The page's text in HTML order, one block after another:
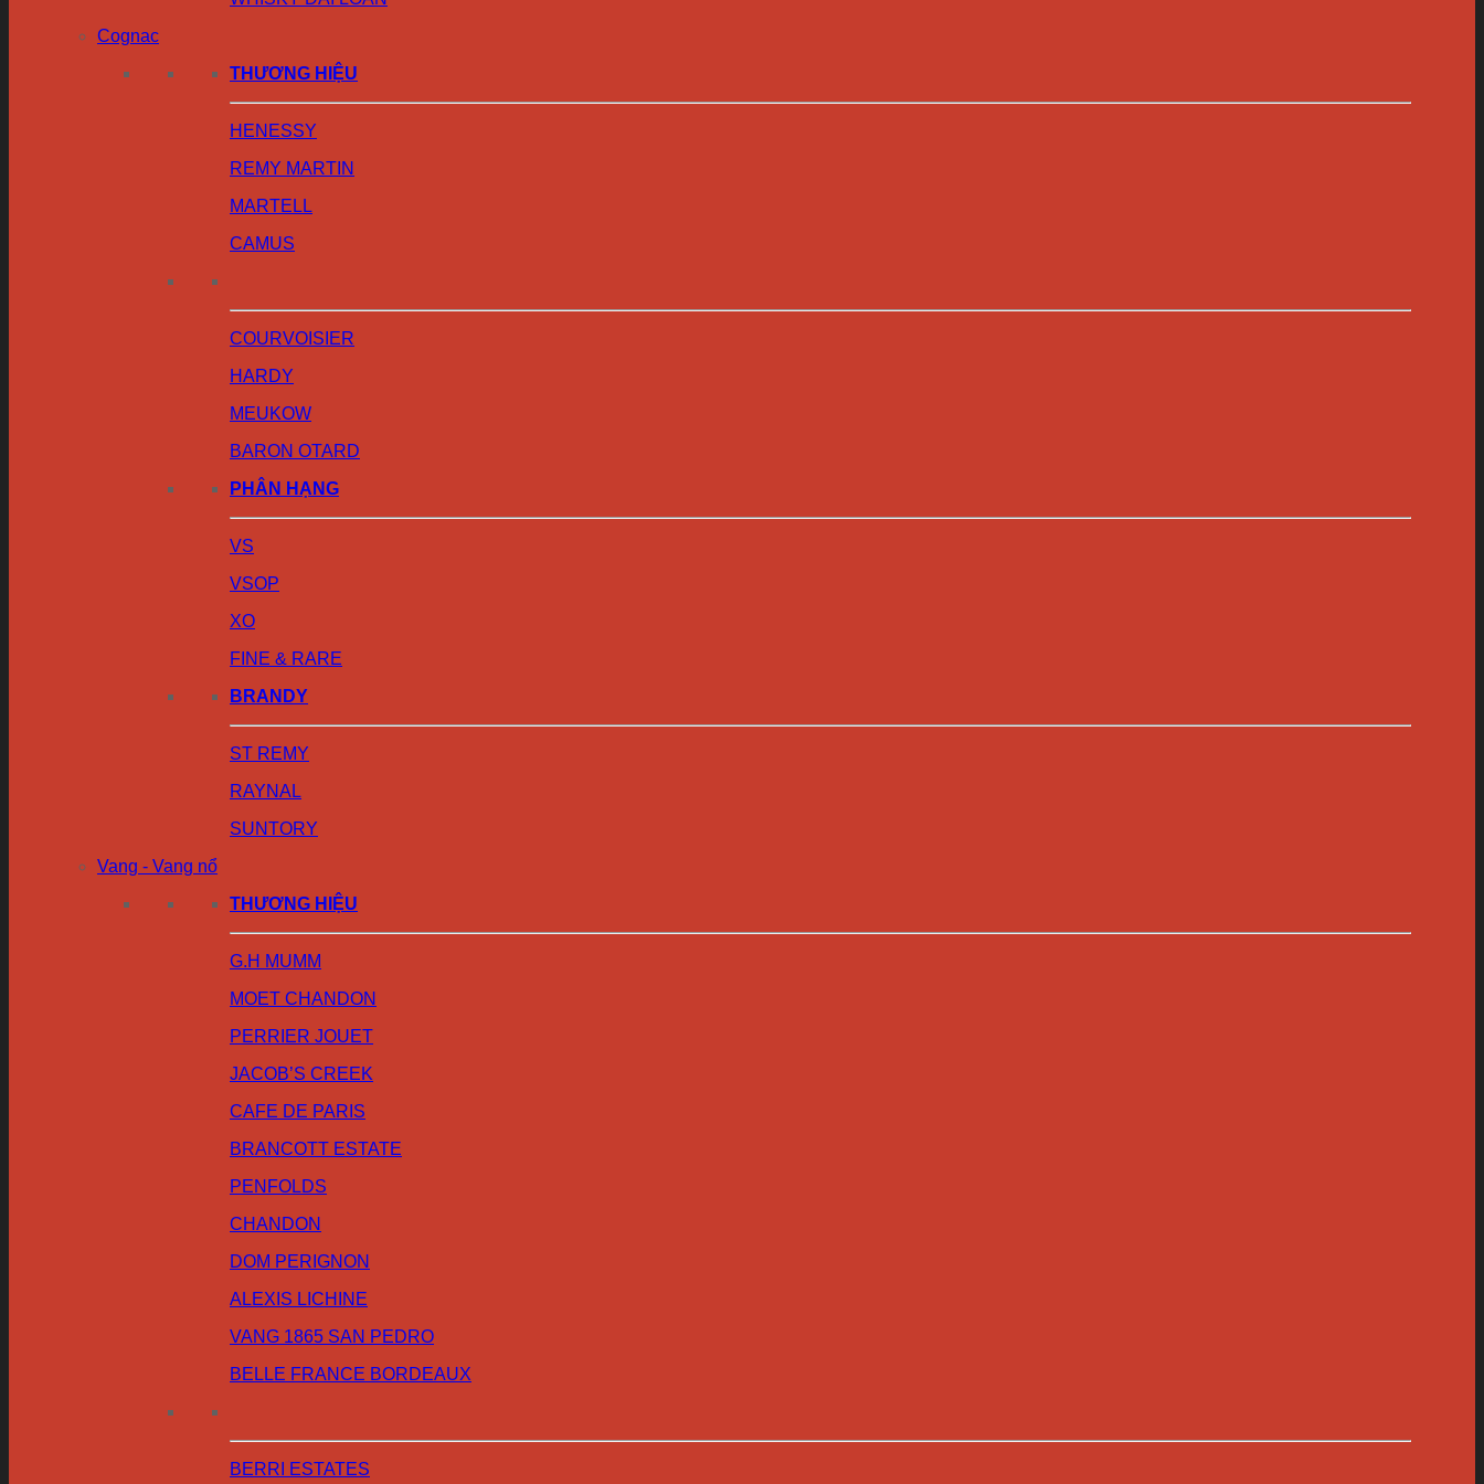
Cognac
THƯƠNG HIỆU
HENESSY
REMY MARTIN
MARTELL
CAMUS
COURVOISIER
HARDY
MEUKOW
BARON OTARD
PHÂN HẠNG
VS
VSOP
XO
FINE & RARE
BRANDY
ST REMY
RAYNAL
SUNTORY
Vang - Vang nổ
THƯƠNG HIỆU
G.H MUMM
MOET CHANDON
PERRIER JOUET
JACOB’S CREEK
CAFE DE PARIS
BRANCOTT ESTATE
PENFOLDS
CHANDON
DOM PERIGNON
ALEXIS LICHINE
VANG 1865 SAN PEDRO
BELLE FRANCE BORDEAUX
BERRI ESTATES